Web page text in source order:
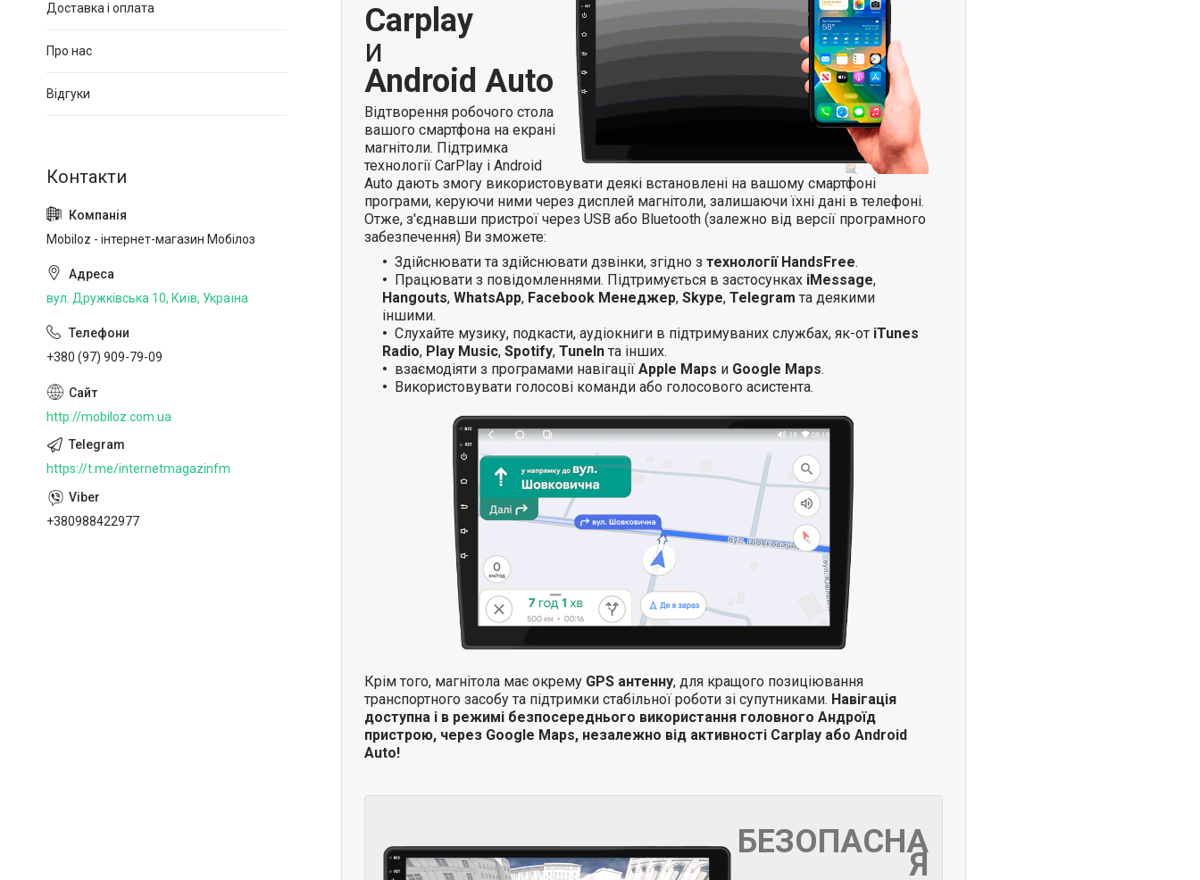
Carplay
и
Android Auto
Відтворення робочого стола
вашого смартфона на екрані
магнітоли. Підтримка
технології CarPlay і Android
Auto дають змогу використовувати деякі встановлені на вашому смартфоні
програми, керуючи ними через дисплей магнітоли, залишаючи їхні дані в телефоні.
Отже, з'єднавши пристрої через USB або Bluetooth (залежно від версії програмного
забезпечення) Ви зможете:
Здійснювати та здійснювати дзвінки, згідно з технології HandsFree.
Працювати з повідомленнями. Підтримується в застосунках iMessage,
Hangouts, WhatsApp, Facebook Менеджер, Skype, Telegram та деякими
іншими.
Слухайте музику, подкасти, аудіокниги в підтримуваних службах, як-от iTunes
Radio, Play Music, Spotify, TuneIn та інших.
взаємодіяти з програмами навігації Apple Maps и Google Maps.
Використовувати голосові команди або голосового асистента.
Крім того, магнітола має окрему GPS антенну, для кращого позиціювання
транспортного засобу та підтримки стабільної роботи зі супутниками. Навігація
доступна і в режимі безпосереднього використання головного Андроїд
пристрою, через Google Maps, незалежно від активності Carplay або Android
Auto!
БЕЗОПАСНА
Я
Доставка і оплата
Про нас
Відгуки
Mobiloz - інтернет-магазин Мобілоз
вул. Дружківська 10, Київ, Україна
+380 (97) 909-79-09
http://mobiloz.com.ua
https://t.me/internetmagazinfm
+380988422977